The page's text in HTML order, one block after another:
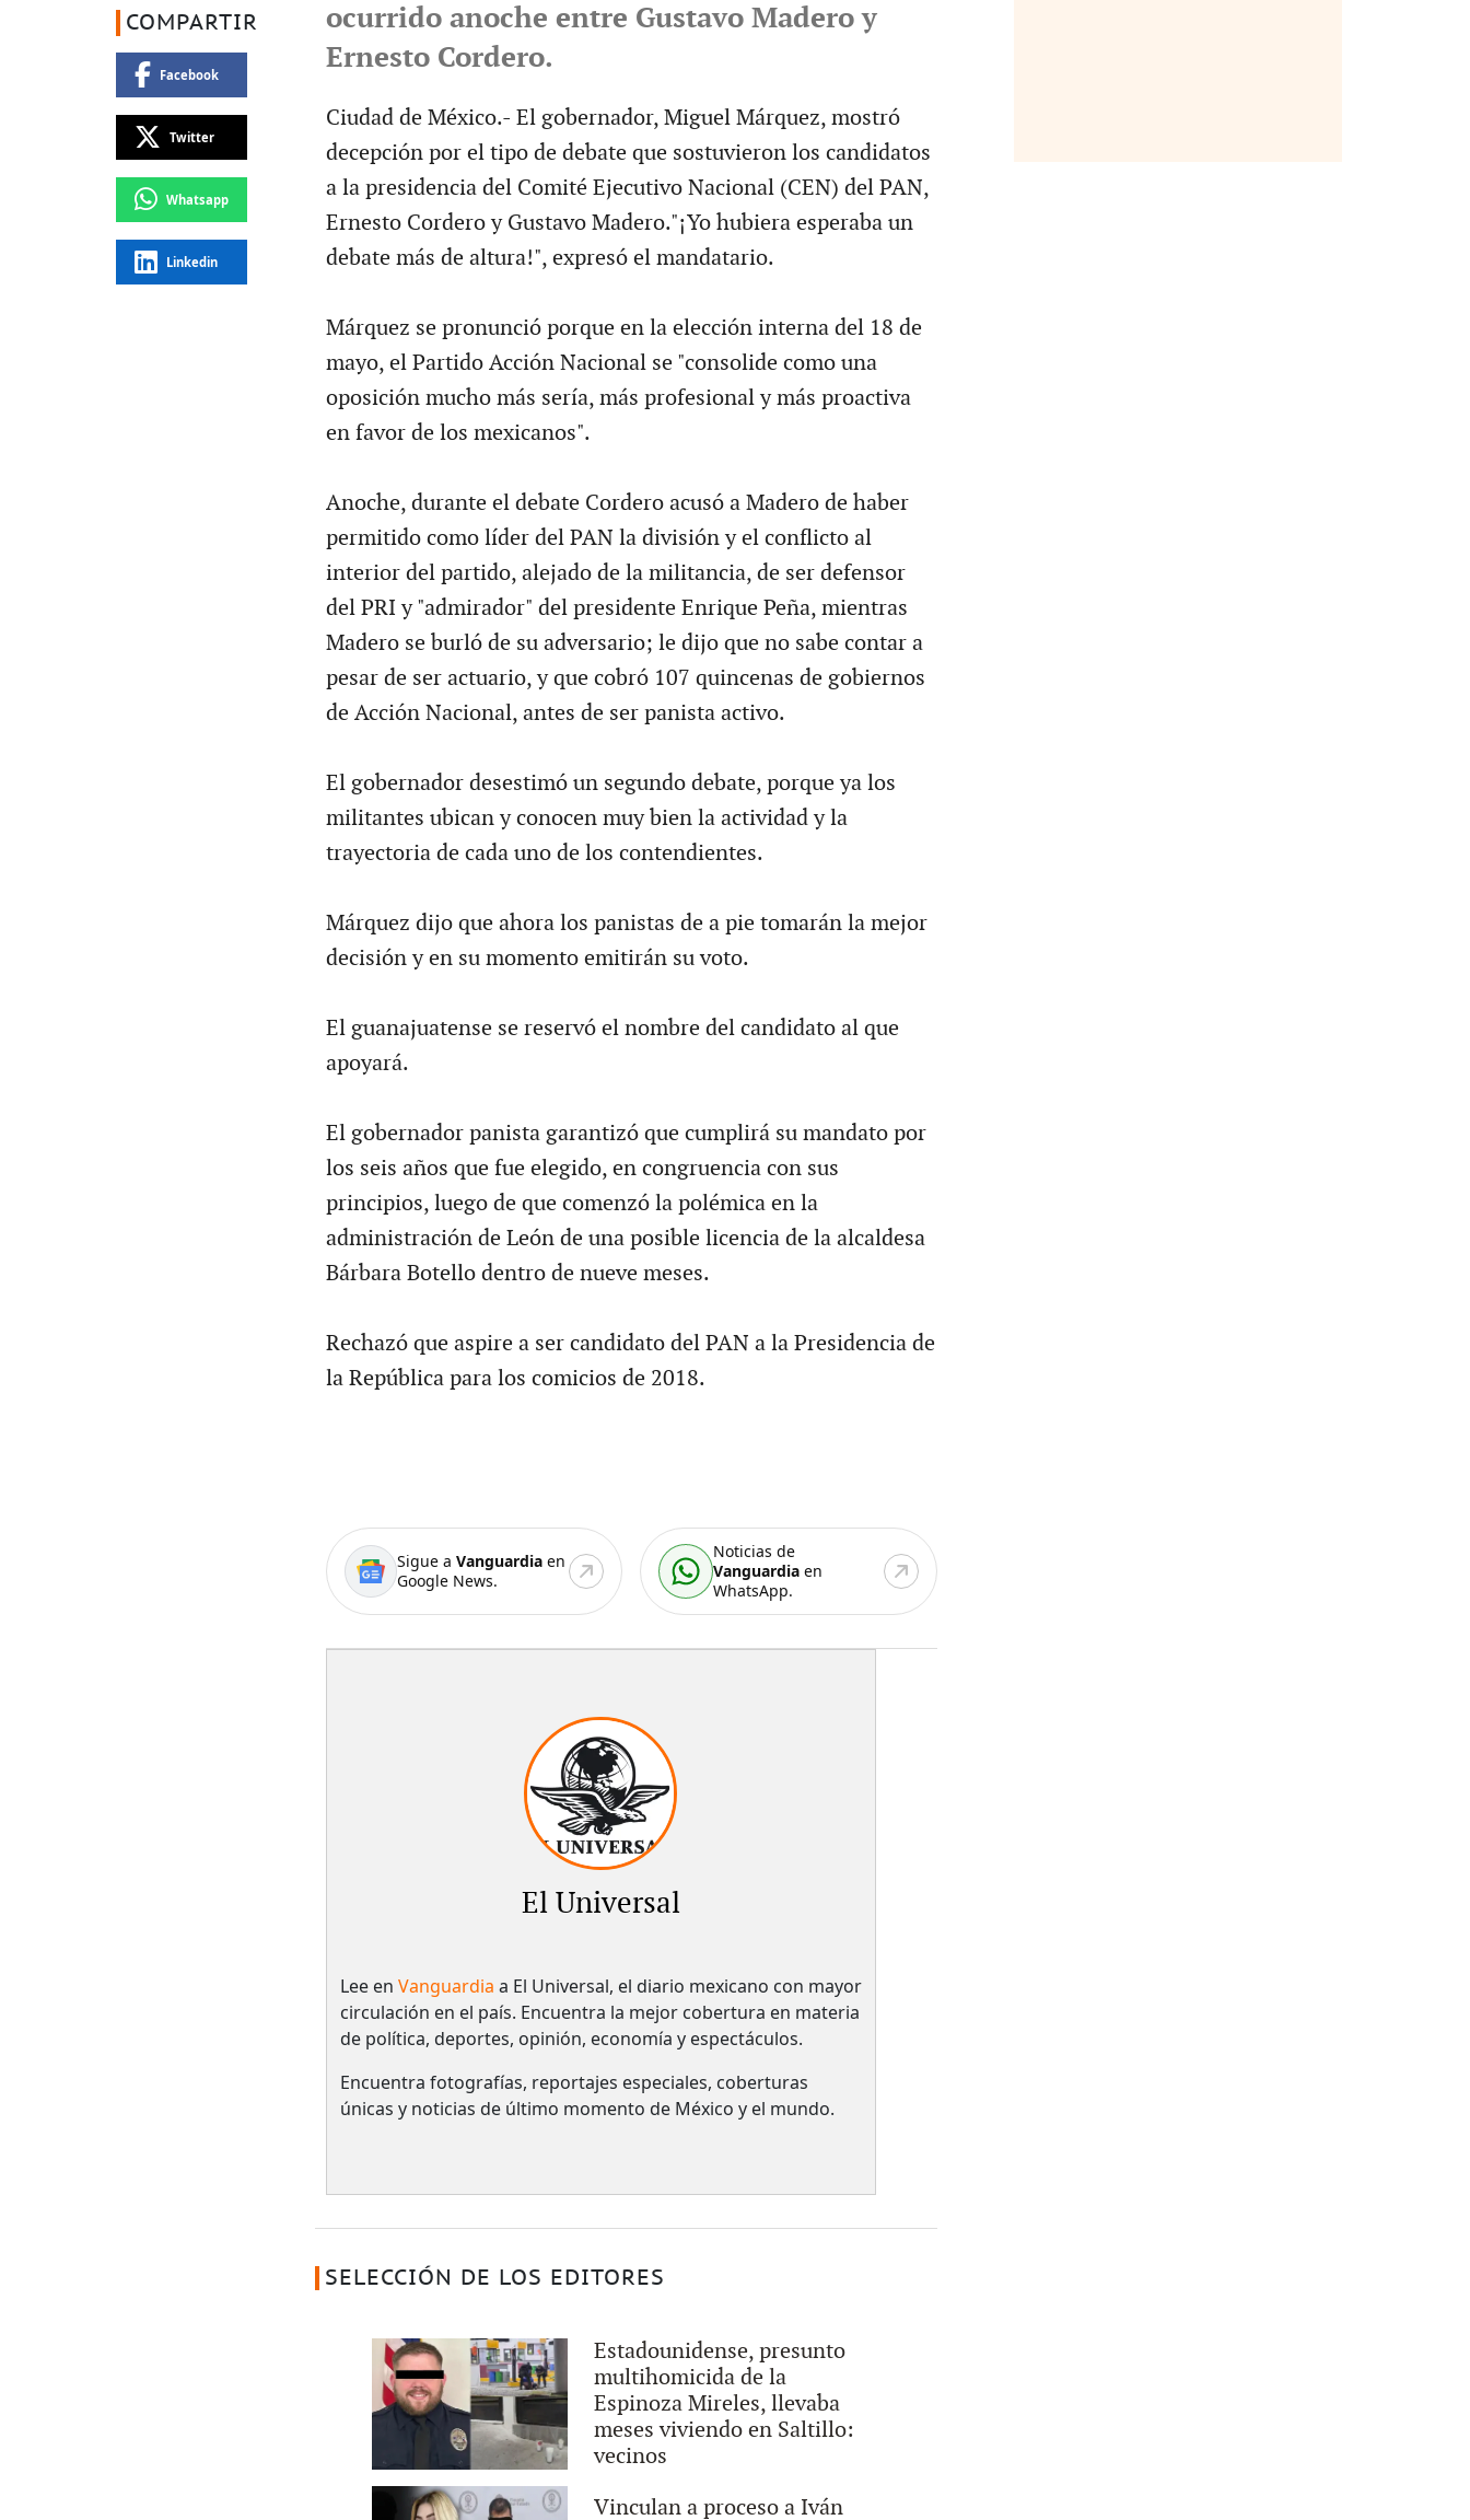
COMPARTIR
Facebook
Twitter
Whatsapp
Linkedin
ocurrido anoche entre Gustavo Madero y
Ernesto Cordero.
Ciudad de México.- El gobernador, Miguel Márquez, mostró
decepción por el tipo de debate que sostuvieron los candidatos
a la presidencia del Comité Ejecutivo Nacional (CEN) del PAN,
Ernesto Cordero y Gustavo Madero."¡Yo hubiera esperaba un
debate más de altura!", expresó el mandatario.
Márquez se pronunció porque en la elección interna del 18 de
mayo, el Partido Acción Nacional se "consolide como una
oposición mucho más sería, más profesional y más proactiva
en favor de los mexicanos".
Anoche, durante el debate Cordero acusó a Madero de haber
permitido como líder del PAN la división y el conflicto al
interior del partido, alejado de la militancia, de ser defensor
del PRI y "admirador" del presidente Enrique Peña, mientras
Madero se burló de su adversario; le dijo que no sabe contar a
pesar de ser actuario, y que cobró 107 quincenas de gobiernos
de Acción Nacional, antes de ser panista activo.
El gobernador desestimó un segundo debate, porque ya los
militantes ubican y conocen muy bien la actividad y la
trayectoria de cada uno de los contendientes.
Márquez dijo que ahora los panistas de a pie tomarán la mejor
decisión y en su momento emitirán su voto.
El guanajuatense se reservó el nombre del candidato al que
apoyará.
El gobernador panista garantizó que cumplirá su mandato por
los seis años que fue elegido, en congruencia con sus
principios, luego de que comenzó la polémica en la
administración de León de una posible licencia de la alcaldesa
Bárbara Botello dentro de nueve meses.
Rechazó que aspire a ser candidato del PAN a la Presidencia de
la República para los comicios de 2018.
Sigue a Vanguardiaen
Google News.
Noticias de
Vanguardia en
WhatsApp.
El Universal
Lee en Vanguardia a El Universal, el diario mexicano con mayor
circulación en el país.​ Encuentra la mejor cobertura en materia
de política, deportes, opinión, economía y espectáculos.
Encuentra fotografías, reportajes especiales, coberturas
únicas y noticias de último momento de México y el mundo.
SELECCIÓN DE LOS EDITORES
Estadounidense, presunto
multihomicida de la
Espinoza Mireles, llevaba
meses viviendo en Saltillo:
vecinos
Vinculan a proceso a Iván